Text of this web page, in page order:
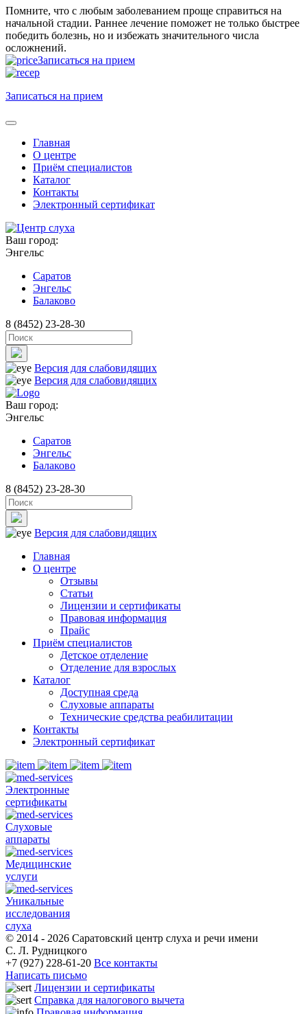
Помните, что с любым заболеванием проще справиться на
начальной стадии. Раннее лечение поможет не только быстрее
победить болезнь, но и избежать значительного числа
осложнений.
Записаться на прием
Записаться на прием
Главная
О центре
Приём специалистов
Каталог
Контакты
Электронный сертификат
Ваш город:
Энгельс
Саратов
Энгельс
Балаково
8 (8452) 23-28-30
Версия для слабовидящих
Версия для слабовидящих
Ваш город:
Энгельс
Саратов
Энгельс
Балаково
8 (8452) 23-28-30
Версия для слабовидящих
Главная
О центре
Отзывы
Статьи
Лицензии и сертификаты
Правовая информация
Прайс
Приём специалистов
Детское отделение
Отделение для взрослых
Каталог
Доступная среда
Слуховые аппараты
Технические средства реабилитации
Контакты
Электронный сертификат
Электронные
сертификаты
Слуховые
аппараты
Медицинские
услуги
Уникальные
исследования
слуха
© 2014 - 2026 Саратовский центр слуха и речи имени
С. Л. Рудницкого
+7 (927) 228-61-20 Все контакты
Написать письмо
Лицензии и сертификаты
Справка для налогового вычета